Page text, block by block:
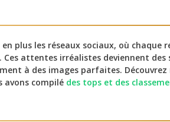
plus les réseaux sociaux, où chaque
attentes irréalistes deviennent des
à des images parfaites.
avons compilé des tops et des